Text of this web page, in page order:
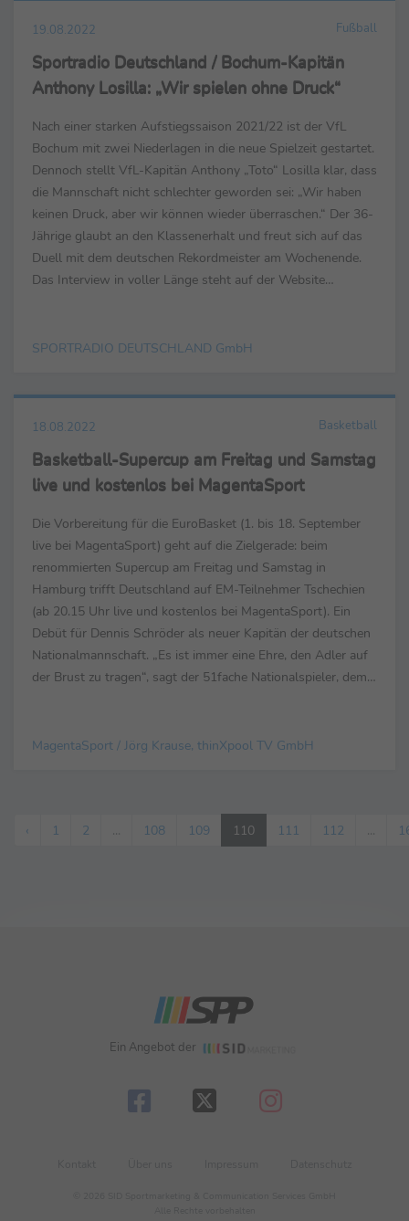
19.08.2022 Fußball
Sportradio Deutschland / Bochum-Kapitän
Anthony Losilla: „Wir spielen ohne Druck“
Nach einer starken Aufstiegssaison 2021/22 ist der VfL
Bochum mit zwei Niederlagen in die neue Spielzeit gestartet.
Dennoch stellt VfL-Kapitän Anthony „Toto“ Losilla klar, dass
die Mannschaft nicht schlechter geworden sei: „Wir haben
keinen Druck, aber wir können wieder überraschen.“ Der 36-
Jährige glaubt an den Klassenerhalt und freut sich auf das
Duell mit dem deutschen Rekordmeister am Wochenende.
Das Interview in voller Länge steht auf der Website
SPORTRADIO DEUTSCHLAND GmbH
18.08.2022 Basketball
Basketball-Supercup am Freitag und Samstag
live und kostenlos bei MagentaSport
Die Vorbereitung für die EuroBasket (1. bis 18. September
live bei MagentaSport) geht auf die Zielgerade: beim
renommierten Supercup am Freitag und Samstag in
Hamburg trifft Deutschland auf EM-Teilnehmer Tschechien
(ab 20.15 Uhr live und kostenlos bei MagentaSport). Ein
Debüt für Dennis Schröder als neuer Kapitän der deutschen
Nationalmannschaft. „Es ist immer eine Ehre, den Adler auf
der Brust zu tragen“, sagt der 51fache Nationalspieler, dem
MagentaSport / Jörg Krause, thinXpool TV GmbH
‹ 1 2 ... 108 109 110 111 112 ...
Ein Angebot der